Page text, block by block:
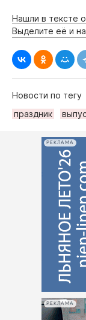
Нашли в тексте
Выделите её и
Новости по тегу
праздник
РЕКЛАМА
РЕКЛАМА